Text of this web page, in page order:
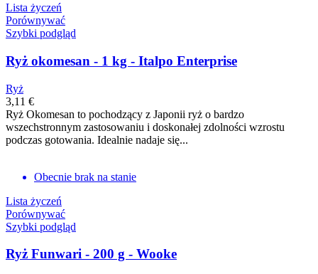
Lista życzeń
Porównywać
Szybki podgląd
Ryż okomesan - 1 kg - Italpo Enterprise
Ryż
3,11 €
Ryż Okomesan to pochodzący z Japonii ryż o bardzo
wszechstronnym zastosowaniu i doskonałej zdolności wzrostu
podczas gotowania. Idealnie nadaje się...
Obecnie brak na stanie
Lista życzeń
Porównywać
Szybki podgląd
Ryż Funwari - 200 g - Wooke